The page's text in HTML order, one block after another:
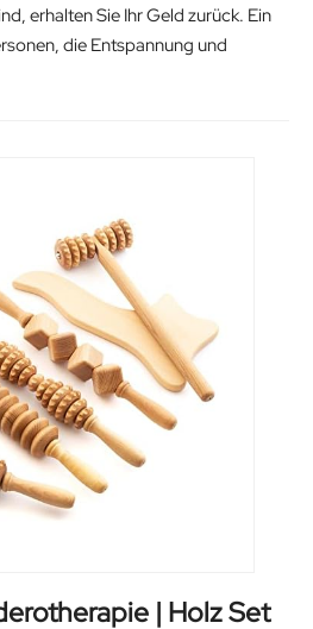
erhalten Sie Ihr Geld zurück. Ein
die Entspannung und
| Holz Set